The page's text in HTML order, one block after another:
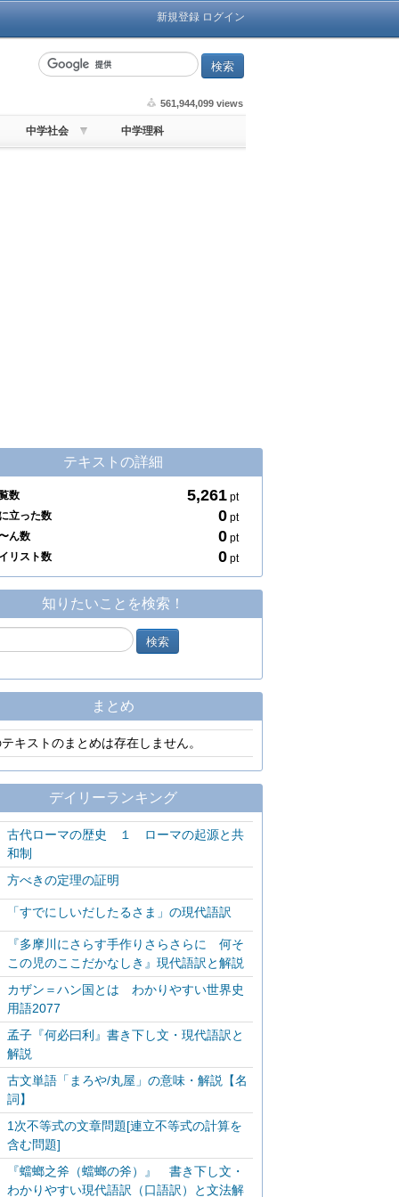
新規登録 ログイン
561,944,099 views
中学社会 中学理科
テキストの詳細
数 5,261 pt
立った数
0 pt
ん数
0 pt
リスト数
0 pt
知りたいことを検索！
まとめ
テキストのまとめは存在しません。
デイリーランキング
古代ローマの歴史 １ ローマの起源と共
和制
方べきの定理の証明
「すでにしいだしたるさま」の現代語訳
『多摩川にさらす手作りさらさらに 何そ
この児のここだかなしき』現代語訳と解説
カザン＝ハン国とは わかりやすい世界史
用語2077
孟子『何必曰利』書き下し文・現代語訳と
解説
古文単語「まろや/丸屋」の意味・解説【名
詞】
1次不等式の文章問題[連立不等式の計算を
含む問題]
『蟷螂之斧（蟷螂の斧）』 書き下し文・
わかりやすい現代語訳（口語訳）と文法解